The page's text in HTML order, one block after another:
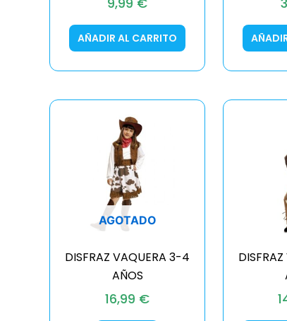
AÑADIR AL CARRITO
AGOTADO
DISFRAZ VAQUERA 3-4
AÑOS
16,99 €